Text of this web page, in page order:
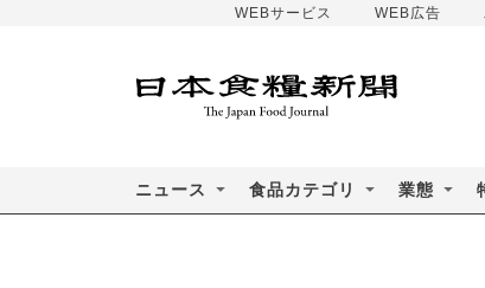
WEBサービス WEB広告
ニュース 食品カテゴリ 業態